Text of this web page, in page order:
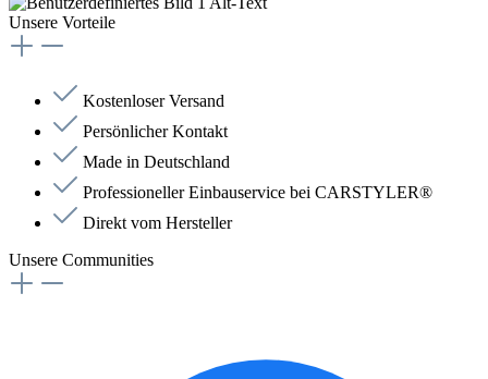
Unsere Vorteile
Kostenloser Versand
Persönlicher Kontakt
Made in Deutschland
Professioneller Einbauservice bei CARSTYLER®
Direkt vom Hersteller
Unsere Communities